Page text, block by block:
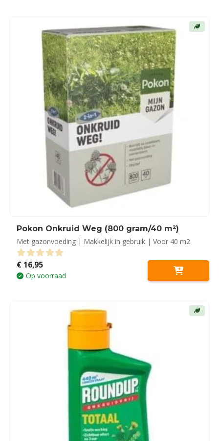
Pokon Onkruid Weg (800 gram/40 m²)
Met gazonvoeding | Makkelijk in gebruik | Voor 40 m2
0 out of 5
€ 16,95
Op voorraad